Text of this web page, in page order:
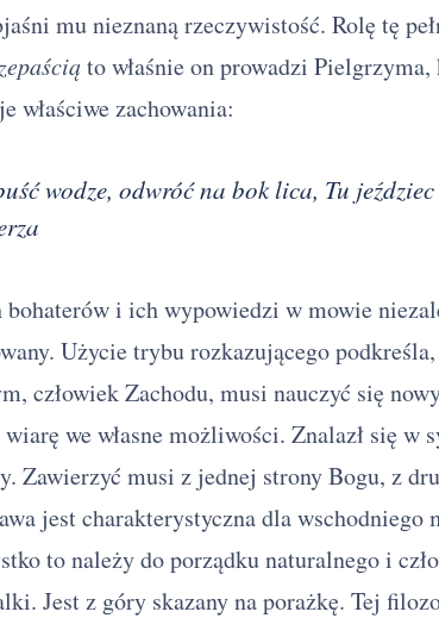
mu nieznaną rzeczywistość. Rolę tę
to właśnie on prowadzi
właściwe zachowania:
wodze, odwróć na bok lica, Tu
i ich wypowiedzi w mowie
Użycie trybu rozkazującego
człowiek Zachodu, musi nauczyć się
we własne możliwości. Znalazł się w
Zawierzyć musi z jednej strony Bogu, z
jest charakterystyczna dla wschodniego
to należy do porządku naturalnego i
Jest z góry skazany na porażkę. Tej